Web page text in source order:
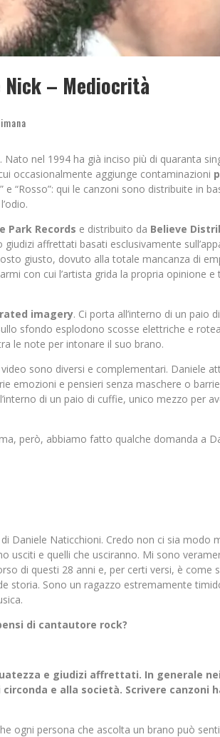
– Mediocrità
nel 1994 ha già inciso più di quaranta
occasionalmente aggiunge contaminazioni
“Rosso”: qui le canzoni sono distribuite in
Park Records e distribuito da Believe
affrettati basati esclusivamente
giusto, dovuto alla totale mancanza di
con cui l’artista grida la propria opinione e
imagery. Ci porta all’interno di un paio
sfondo esplodono scosse elettriche e
le note per intonare il suo brano.
sono diversi e complementari. Daniele
emozioni e pensieri senza maschere o
di un paio di cuffie, unico mezzo per
però, abbiamo fatto qualche domanda a
Daniele Naticchioni. Credo non ci sia modo
usciti e quelli che usciranno. Mi sono
di questi 28 anni e, per certi versi, è come
storia. Sono un ragazzo estremamente
di cantautore rock?
e giudizi affrettati. In generale
e alla società. Scrivere canzoni
ogni persona che ascolta un brano può